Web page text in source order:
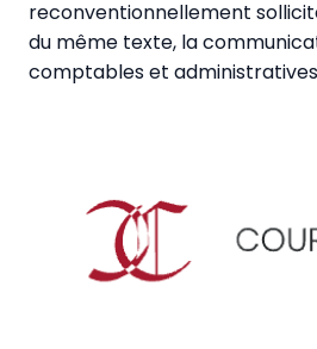
reconventionnellement
du même texte, la
comptables et